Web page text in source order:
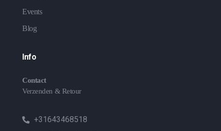
Events
Blog
Info
Contact
Verzenden & Retour
+31643468518